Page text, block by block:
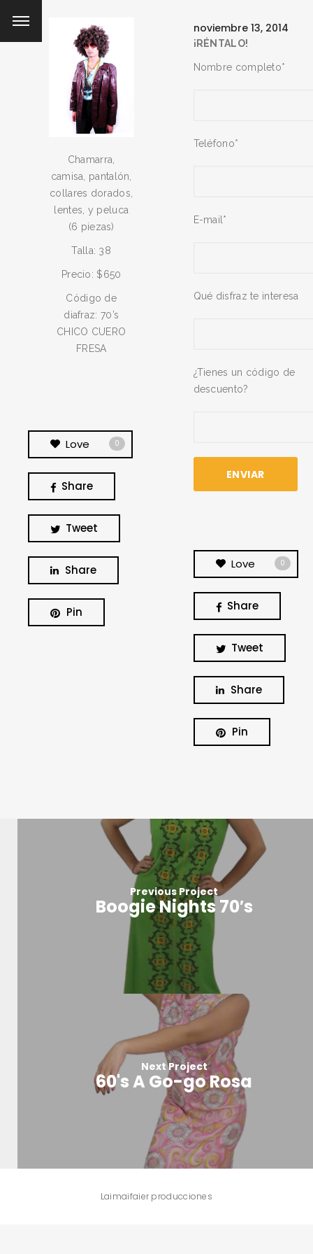
BUSCA Y HAZ CLICK
Chamarra,
camisa, pantalón,
collares dorados,
lentes, y peluca
(6 piezas)
Talla: 38
Precio: $650
Código de
diafraz: 70’s
CHICO CUERO
FRESA
Love 0
Share
Tweet
Share
Pin
noviembre 13, 2014
¡RÉNTALO!
Nombre completo*
Teléfono*
E-mail*
Qué disfraz te interesa
¿Tienes un código de
descuento?
Love 0
Share
Tweet
Share
Pin
Previous Project
Boogie Nights 70′s
Next Project
60's A Go-go Rosa
Laimaifaier producciones